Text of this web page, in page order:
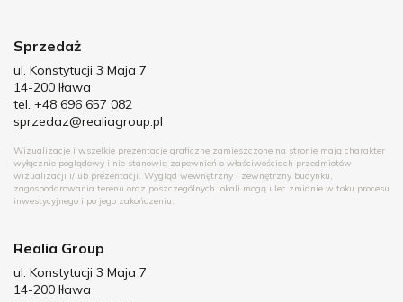
Sprzedaż
ul. Konstytucji 3 Maja 7
14-200 Iława
tel. +48 696 657 082
sprzedaz@realiagroup.pl
Wizualizacje i wszelkie prezentacje graficzne zamieszczone na stronie mają charakter
wyłącznie poglądowy i nie stanowią zapewnień o właściwościach przedmiotów
wizualizacji i/lub prezentacji. Wygląd wewnętrzny i zewnętrzny budynku,
zagospodarowania terenu oraz poszczególnych lokali mogą ulec zmianie w toku procesu
inwestycyjnego i po jego zakończeniu.
Realia Group
ul. Konstytucji 3 Maja 7
14-200 Iława